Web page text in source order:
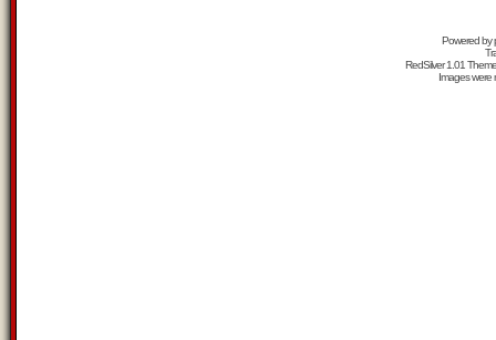
Powered by
RedSilver 1.01
Images were